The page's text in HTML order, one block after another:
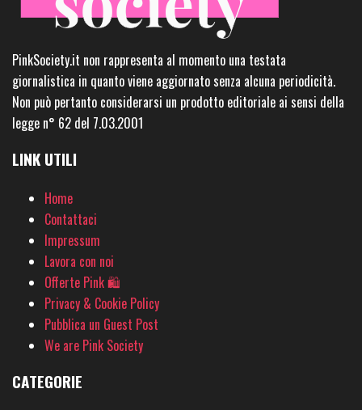
PinkSociety.it non rappresenta al momento una testata
giornalistica in quanto viene aggiornato senza alcuna periodicità.
Non può pertanto considerarsi un prodotto editoriale ai sensi della
legge n° 62 del 7.03.2001
LINK UTILI
Home
Contattaci
Impressum
Lavora con noi
Offerte Pink 🛍
Privacy & Cookie Policy
Pubblica un Guest Post
We are Pink Society
CATEGORIE